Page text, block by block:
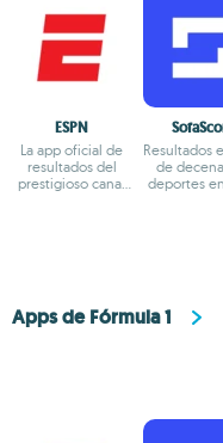
ESPN
La app oficial de
resultados del
prestigioso canal
Resultados
de
deportes
Apps de Fórmula 1